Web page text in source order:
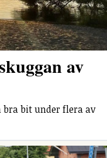
av
bit under flera av